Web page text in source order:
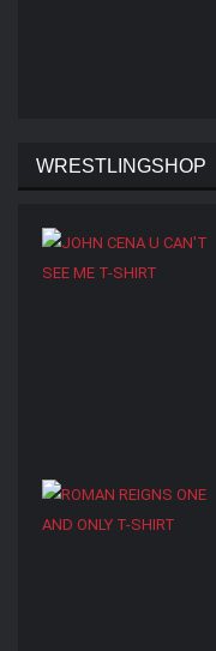
WRESTLINGSHOP